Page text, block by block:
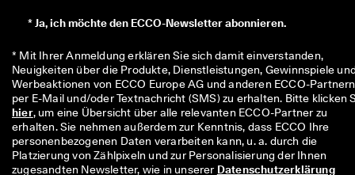
* Ja, ich möchte den ECCO-Newsletter abonnieren.
* Mit Ihrer Anmeldung erklären Sie sich damit einverstanden,
Neuigkeiten über die Produkte, Dienstleistungen, Gewinnspiele
Werbeaktionen von ECCO Europe AG und anderen ECCO-Partnern
hier, um eine Übersicht über alle relevanten ECCO-Partner zu
erhalten. Sie nehmen außerdem zur Kenntnis, dass ECCO Ihre
personenbezogenen Daten verarbeiten kann, u. a. durch die
Platzierung von Zählpixeln und zur Personalisierung der Ihnen
zugesandten Newsletter, wie in unserer Datenschutzerklärung